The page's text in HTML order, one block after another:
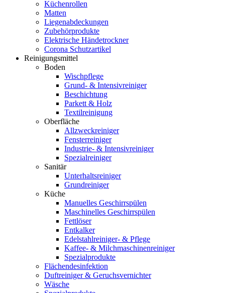
Küchenrollen
Matten
Liegenabdeckungen
Zubehörprodukte
Elektrische Händetrockner
Corona Schutzartikel
Reinigungsmittel
Boden
Wischpflege
Grund- & Intensivreiniger
Beschichtung
Parkett & Holz
Textilreinigung
Oberfläche
Allzweckreiniger
Fensterreiniger
Industrie- & Intensivreiniger
Spezialreiniger
Sanitär
Unterhaltsreiniger
Grundreiniger
Küche
Manuelles Geschirrspülen
Maschinelles Geschirrspülen
Fettlöser
Entkalker
Edelstahlreiniger- & Pflege
Kaffee- & Milchmaschinenreiniger
Spezialprodukte
Flächendesinfektion
Duftreiniger & Geruchsvernichter
Wäsche